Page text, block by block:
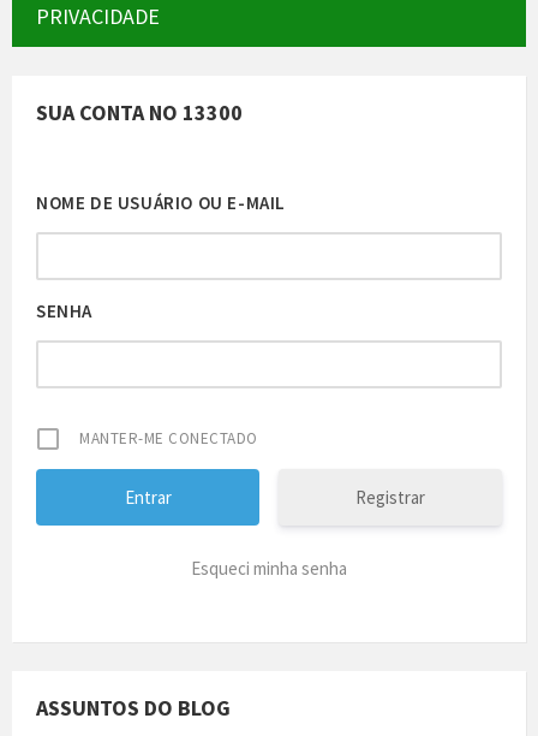
PRIVACIDADE
SUA CONTA NO 13300
NOME DE USUÁRIO OU E-MAIL
SENHA
MANTER-ME CONECTADO
Registrar
Esqueci minha senha
ASSUNTOS DO BLOG